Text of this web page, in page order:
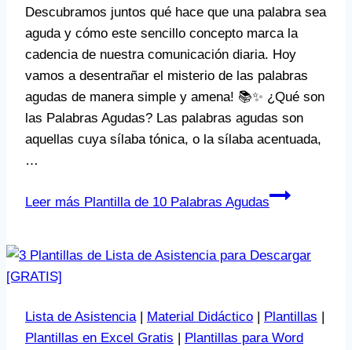
Descubramos juntos qué hace que una palabra sea
aguda y cómo este sencillo concepto marca la
cadencia de nuestra comunicación diaria. Hoy
vamos a desentrañar el misterio de las palabras
agudas de manera simple y amena! 📚✨ ¿Qué son
las Palabras Agudas? Las palabras agudas son
aquellas cuya sílaba tónica, o la sílaba acentuada,
…
Leer más Plantilla de 10 Palabras Agudas
Lista de Asistencia| Material Didáctico | Plantillas |
Plantillas en Excel Gratis | Plantillas para Word